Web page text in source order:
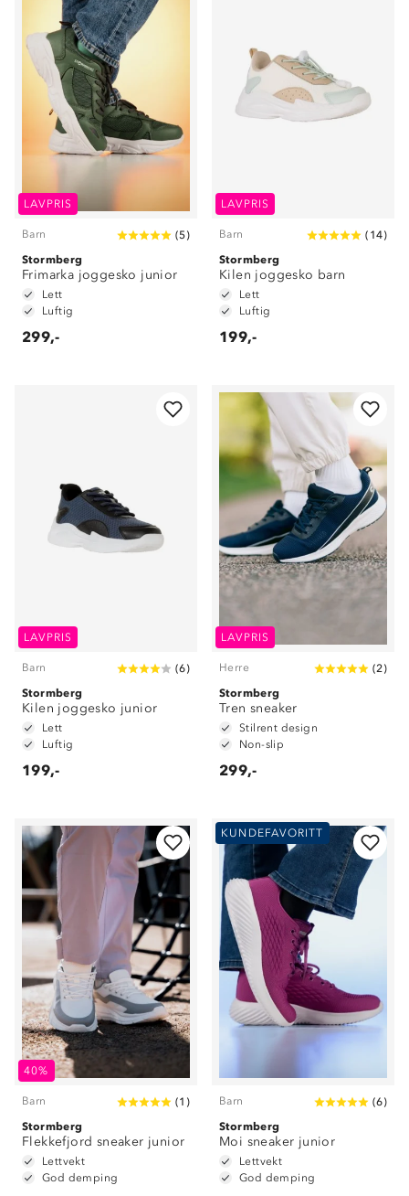
LAVPRIS
Barn (5)
Stormberg
Frimarka joggesko junior
Lett
Luftig
299,-
LAVPRIS
Barn ( 14)
Stormberg
Kilen joggesko barn
Lett
Luftig
199,-
LAVPRIS
Barn (6)
Stormberg
Kilen joggesko junior
Lett
Luftig
199,-
LAVPRIS
Herre (2)
Stormberg
Tren sneaker
Stilrent design
Non-slip
299,-
40%
Barn (1 )
Stormberg
Flekkefjord sneaker junior
Lettvekt
God demping
KUNDEFAVORITT
Barn (6)
Stormberg
Moi sneaker junior
Lettvekt
God demping